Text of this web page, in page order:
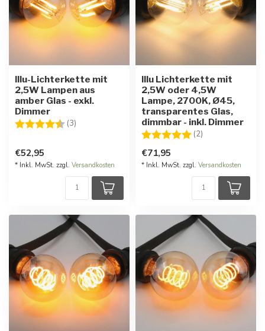
Illu-Lichterkette mit
2,5W Lampen aus
amber Glas - exkl.
Dimmer
Bewertung:
(3) 4.7 von 5 Sternen
€52,95
* Inkl. MwSt. zzgl. Versandkosten
Illu Lichterkette mit
2,5W oder 4,5W
Lampe, 2700K, Ø45,
transparentes Glas,
dimmbar - inkl. Dimmer
Bewertung:
(2)
€71,95
* Inkl. MwSt. zzgl. Versandkosten